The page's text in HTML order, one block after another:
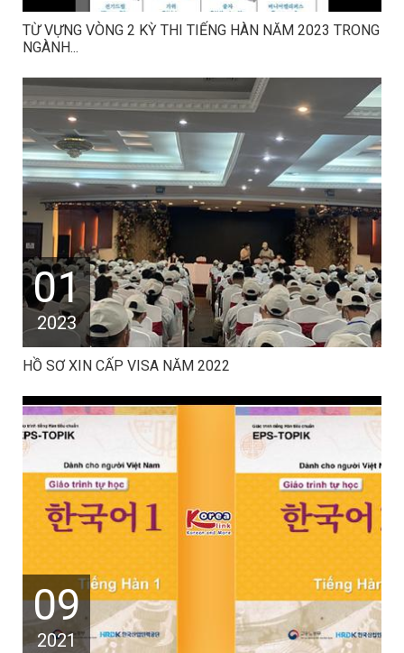
TỪ VỰNG VÒNG 2 KỲ THI TIẾNG HÀN NĂM 2023 TRONG
NGÀNH...
01
2023
HỒ SƠ XIN CẤP VISA NĂM 2022
09
2021